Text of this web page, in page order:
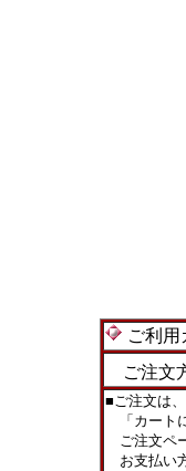
ご利用
ご注文
■ご注文は
「カート
ご注文ペ
お支払い